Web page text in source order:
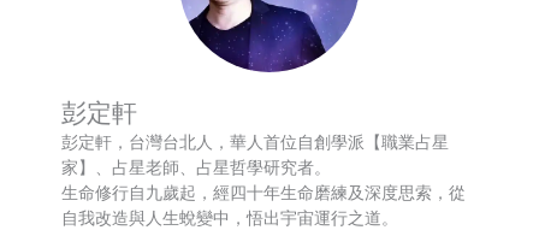
彭定軒
彭定軒，台灣台北人，華人首位自創學派【職業占星
家】、占星老師、占星哲學研究者。
生命修行自九歲起，經四十年生命磨練及深度思索，從
自我改造與人生蛻變中，悟出宇宙運行之道。